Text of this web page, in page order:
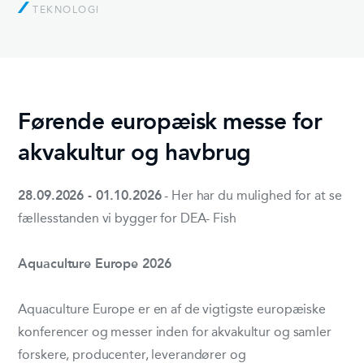
TEKNOLOGI
Førende europæisk messe for
akvakultur og havbrug
28.09.2026 - 01.10.2026- Her har du mulighed for at se
fællesstanden vi bygger for DEA- Fish
Aquaculture Europe 2026
Aquaculture Europe er en af de vigtigste europæiske
konferencer og messer inden for akvakultur og samler
forskere, producenter, leverandører og